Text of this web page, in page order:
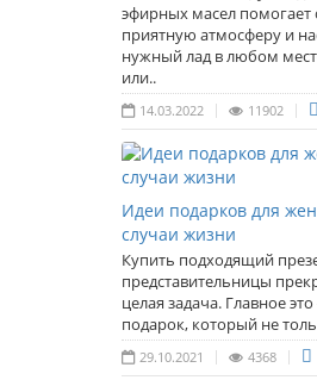
эфирных масел помогает
приятную атмосферу и
нужный лад в любом
или..
14.03.2022 11902
Идеи подарков для
случаи жизни
Купить подходящий
представительницы
целая задача. Главное
подарок, который не
29.10.2021 4368